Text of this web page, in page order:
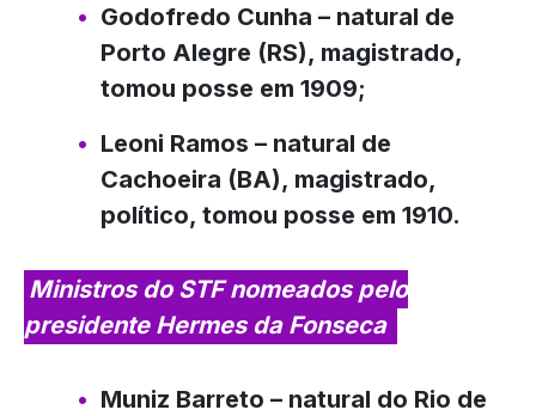
Godofredo Cunha – natural de
Porto Alegre (RS), magistrado,
tomou posse em 1909;
Leoni Ramos – natural de
Cachoeira (BA), magistrado,
político, tomou posse em 1910.
Ministros do STF nomeados pelo
presidente Hermes da Fonseca
Muniz Barreto – natural do Rio de